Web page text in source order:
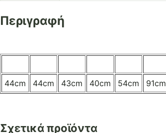
Περιγραφή
44cm 44cm 43cm 40cm 54cm 91cm
Σχετικά προϊόντα